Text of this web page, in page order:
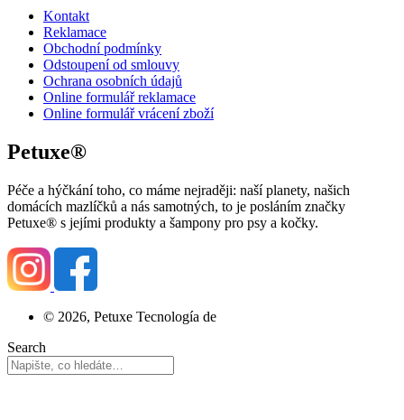
Kontakt
Reklamace
Obchodní podmínky
Odstoupení od smlouvy
Ochrana osobních údajů
Online formulář reklamace
Online formulář vrácení zboží
Petuxe®
Péče a hýčkání toho, co máme nejraději: naší planety, našich
domácích mazlíčků a nás samotných, to je posláním značky
Petuxe® s jejími produkty a šampony pro psy a kočky.
© 2026, Petuxe Tecnología de
Search